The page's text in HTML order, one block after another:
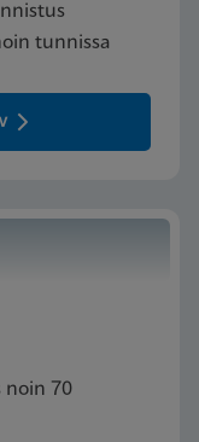
tunnissa
noin 70